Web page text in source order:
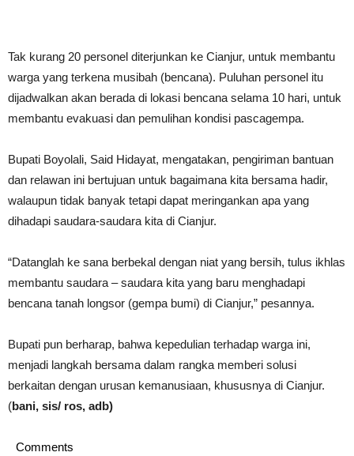
Tak kurang 20 personel diterjunkan ke Cianjur, untuk membantu
warga yang terkena musibah (bencana). Puluhan personel itu
dijadwalkan akan berada di lokasi bencana selama 10 hari, untuk
membantu evakuasi dan pemulihan kondisi pascagempa.
Bupati Boyolali, Said Hidayat, mengatakan, pengiriman bantuan
dan relawan ini bertujuan untuk bagaimana kita bersama hadir,
walaupun tidak banyak tetapi dapat meringankan apa yang
dihadapi saudara-saudara kita di Cianjur.
“Datanglah ke sana berbekal dengan niat yang bersih, tulus ikhlas
membantu saudara – saudara kita yang baru menghadapi
bencana tanah longsor (gempa bumi) di Cianjur,” pesannya.
Bupati pun berharap, bahwa kepedulian terhadap warga ini,
menjadi langkah bersama dalam rangka memberi solusi
berkaitan dengan urusan kemanusiaan, khususnya di Cianjur.
(bani, sis/ ros, adb)
Comments